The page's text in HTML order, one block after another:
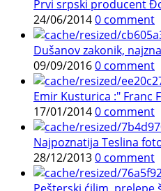
Prvi srpski producent
24/06/20140 comment
Dušanov zakonik,
09/09/20160 comment
Emir Kusturica :" Franc
17/01/20140 comment
Najpoznatija Teslina
28/12/20130 comment